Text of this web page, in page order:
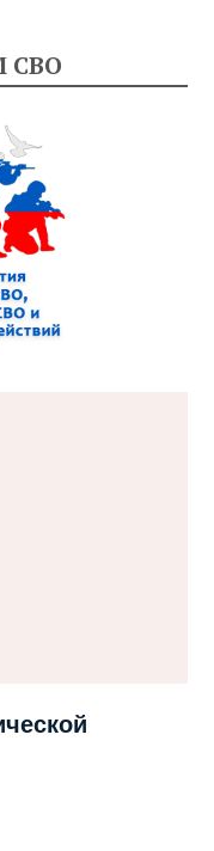
СВО